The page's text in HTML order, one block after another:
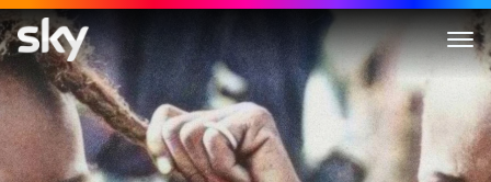
Henry Brandt en Afrique